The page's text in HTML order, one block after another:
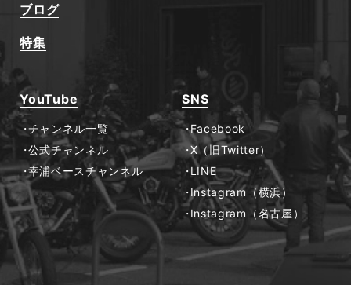
ブログ
特集
YouTube
チャンネル一覧
公式チャンネル
幸浦ベースチャンネル
SNS
Facebook
X（旧Twitter）
LINE
Instagram（横浜）
Instagram（名古屋）